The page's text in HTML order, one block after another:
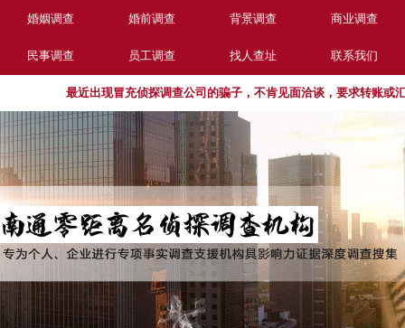
婚姻调查 婚前调查 背景调查 商业调查
民事调查 员工调查 找人查址 联系我们
最近出现冒充侦探调查公司的骗子，不肯见面洽谈，要求转账或汇